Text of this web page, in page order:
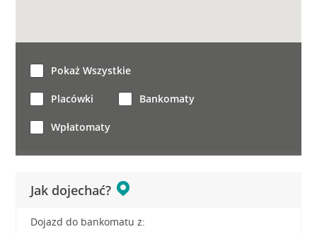
Jak dojechać?
Dojazd do bankomatu z:
Pokaż Wszystkie
Placówki Bankomaty
Wpłatomaty